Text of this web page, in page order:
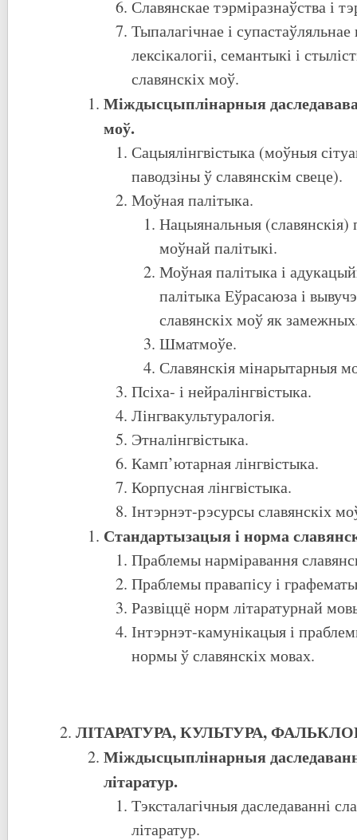
Славянскае тэрміразнаўства і
Тыпалагічнае і
лексікалогіі, семантыкі і
славянскіх моў.
Міждысцыплінарныя
моў.
Сацыялінгвістыка (моўныя
паводзіны ў славянскім свеце).
Моўная палітыка.
Нацыянальныя (славянскія)
моўнай палітыкі.
Моўная палітыка і
палітыка Еўрасаюза і
славянскіх моў як
Шматмоўе.
Славянскія
Псіха- і нейралінгвістыка.
Лінгвакультуралогія.
Этналінгвістыка.
Камп’ютарная лінгвістыка.
Корпусная лінгвістыка.
Інтэрнэт-рэсурсы славянскіх
Стандартызацыя і норма
Праблемы нарміравання
Праблемы правапісу і
Развіццё норм літаратурнай
Інтэрнэт-камунікацыя і
нормы ў славянскіх мовах.
ЛІТАРАТУРА, КУЛЬТУРА,
Міждысцыплінарныя
літаратур.
Тэксталагічныя даследаванні
літаратур.